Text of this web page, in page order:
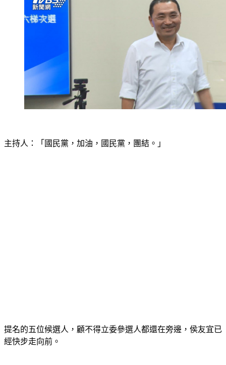
主持人：「國民黨，加油，國民黨，團結。」
提名的五位候選人，顧不得立委參選人都還在旁邊，侯友宜已
經快步走向前。